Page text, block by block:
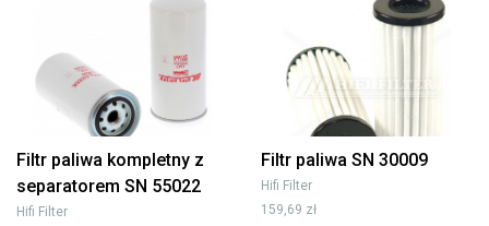
Filtr paliwa kompletny z
separatorem SN 55022
Hifi Filter
Filtr paliwa SN 30009
Hifi Filter
159,69 zł